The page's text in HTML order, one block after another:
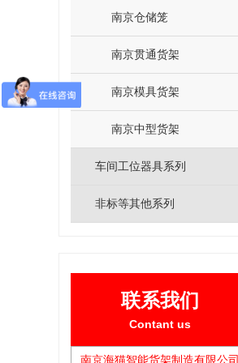
南京仓储笼
南京贯通货架
南京模具货架
南京中型货架
车间工位器具系列
非标等其他系列
联系我们
Contant us
南京海猫智能货架制造有限公司